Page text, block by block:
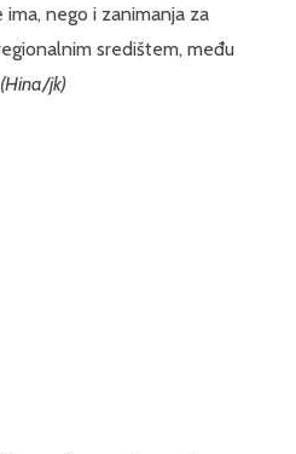
nego i zanimanja za
središtem, među
(Hina/jk)